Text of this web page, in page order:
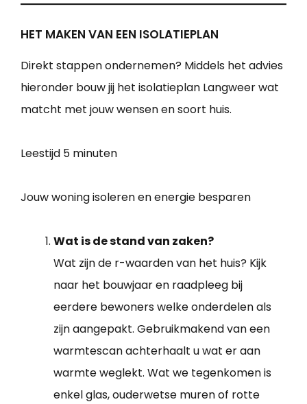
HET MAKEN VAN EEN ISOLATIEPLAN
Direkt stappen ondernemen? Middels het advies
hieronder bouw jij het isolatieplan Langweer wat
matcht met jouw wensen en soort huis.
Leestijd 5 minuten
Jouw woning isoleren en energie besparen
Wat is de stand van zaken?
Wat zijn de r-waarden van het huis? Kijk
naar het bouwjaar en raadpleeg bij
eerdere bewoners welke onderdelen als
zijn aangepakt. Gebruikmakend van een
warmtescan achterhaalt u wat er aan
warmte weglekt. Wat we tegenkomen is
enkel glas, ouderwetse muren of rotte